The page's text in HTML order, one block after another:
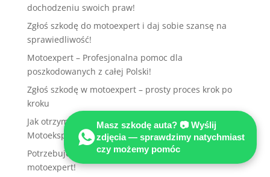
dochodzeniu swoich praw!
Zgłoś szkodę do motoexpert i daj sobie szansę na
sprawiedliwość!
Motoexpert – Profesjonalna pomoc dla
poszkodowanych z całej Polski!
Zgłoś szkodę w motoexpert – prosty proces krok po
kroku
Jak otrzymać odszkodowanie komunikacyjne z
Motoekspertem
Potrzebujesz wsparcia po wypadku? Zgłoś szkodę do
motoexpert!
Masz szkodę auta? 📷 Wyślij
zdjęcia — sprawdzimy natychmiast
czy możemy pomóc